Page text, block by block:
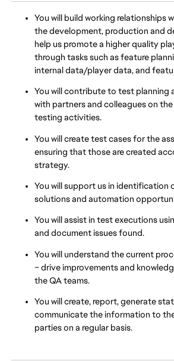
You will build working relationships
the development, production and
help us promote a higher quality
through tasks such as feature
internal data/player data, and
You will contribute to test planning
with partners and colleagues on
testing activities.
You will create test cases for the
ensuring that those are created
strategy.
You will support us in identification
solutions and automation
You will assist in test executions
and document issues found.
You will understand the current
– drive improvements and
the QA teams.
You will create, report, generate
communicate the information to
parties on a regular basis.